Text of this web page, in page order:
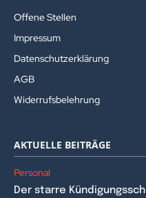
Offene Stellen
Impressum
Datenschutzerklärung
AGB
Widerrufsbelehrung
AKTUELLE BEITRÄGE
Personal
Der starre